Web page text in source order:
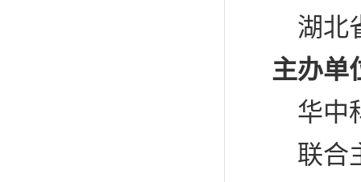
湖北
主办单
华中
联合